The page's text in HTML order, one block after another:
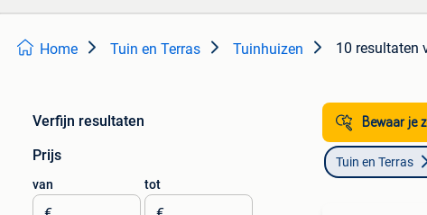
Home Tuin en Terras Tuinhuizen 10 resultaten
Verfijn resultaten
Prijs
van tot
Bewaar je
Tuin en Terras